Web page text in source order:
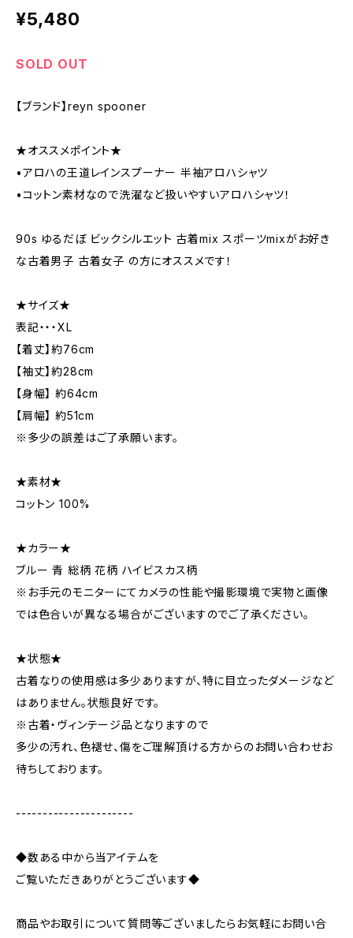
¥5,480
SOLD OUT
【ブランド】reyn spooner
★オススメポイント★
•アロハの王道レインスプーナー 半袖アロハシャツ
•コットン素材なので洗濯など扱いやすいアロハシャツ！
90s ゆるだぼ ビックシルエット 古着mix スポーツmixがお好き
な古着男子 古着女子 の方にオススメです！
★サイズ★
表記・・・XL
【着丈】約76cm
【袖丈】約28cm
【身幅】 約64cm
【肩幅】 約51cm
※多少の誤差はご了承願います。
★素材★
コットン 100%
★カラー★
ブルー 青 総柄 花柄 ハイビスカス柄
※お手元のモニターにてカメラの性能や撮影環境で実物と画像
では色合いが異なる場合がございますのでご了承ください。
★状態★
古着なりの使用感は多少ありますが、特に目立ったダメージなど
はありません。状態良好です。
※古着・ヴィンテージ品となりますので
多少の汚れ、色褪せ、傷をご理解頂ける方からのお問い合わせお
待ちしております。
----------------------
◆数ある中から当アイテムを
ご覧いただきありがとうございます◆
商品やお取引について質問等ございましたらお気軽にお問い合